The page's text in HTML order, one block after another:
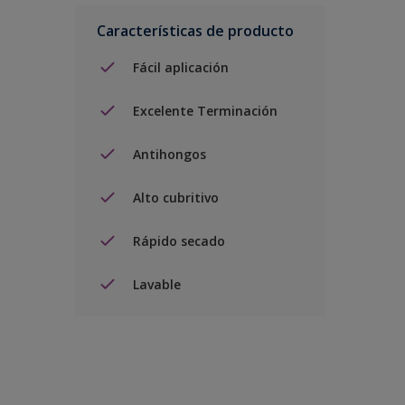
Características de producto
Fácil aplicación
Excelente Terminación
Antihongos
Alto cubritivo
Rápido secado
Lavable